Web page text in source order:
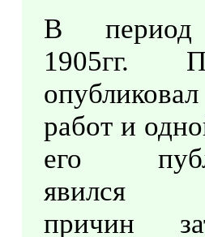
В
1905гг.
работ и
его
явился
причин